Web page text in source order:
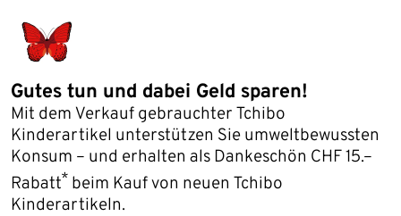
Gutes tun und dabei Geld sparen!
Mit dem Verkauf gebrauchter Tchibo
Kinderartikel unterstützen Sie umweltbewussten
Konsum – und erhalten als Dankeschön CHF 15.–
Rabatt* beim Kauf von neuen Tchibo
Kinderartikeln.